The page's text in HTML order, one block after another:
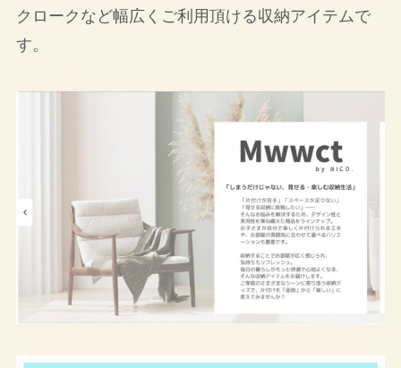
クロークなど幅広くご利用頂ける収納アイテムで
す。